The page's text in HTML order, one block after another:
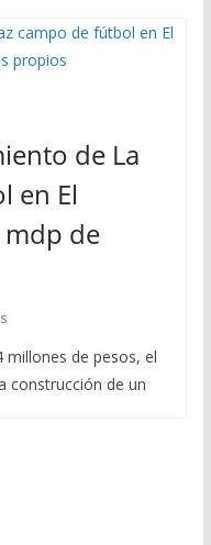
de La
en El
mdp de
millones de pesos, el
construcción de un